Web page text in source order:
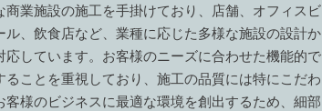
商業施設の施工を手掛けており、店舗、オフィスビ
ル、飲食店など、業種に応じた多様な施設の設計か
応しています。お客様のニーズに合わせた機能的で
ることを重視しており、施工の品質には特にこだわ
客様のビジネスに最適な環境を創出するため、細部